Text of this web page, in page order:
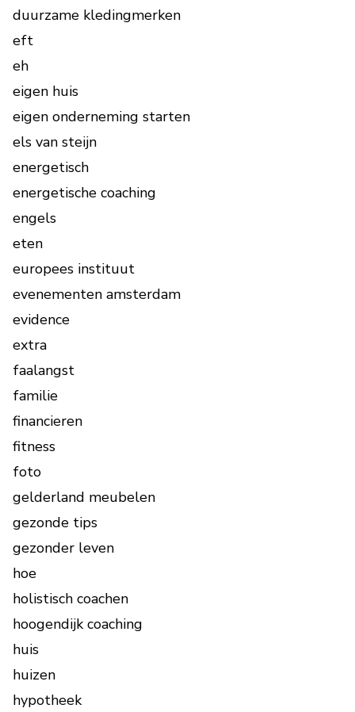
duurzame kledingmerken
eft
eh
eigen huis
eigen onderneming starten
els van steijn
energetisch
energetische coaching
engels
eten
europees instituut
evenementen amsterdam
evidence
extra
faalangst
familie
financieren
fitness
foto
gelderland meubelen
gezonde tips
gezonder leven
hoe
holistisch coachen
hoogendijk coaching
huis
huizen
hypotheek